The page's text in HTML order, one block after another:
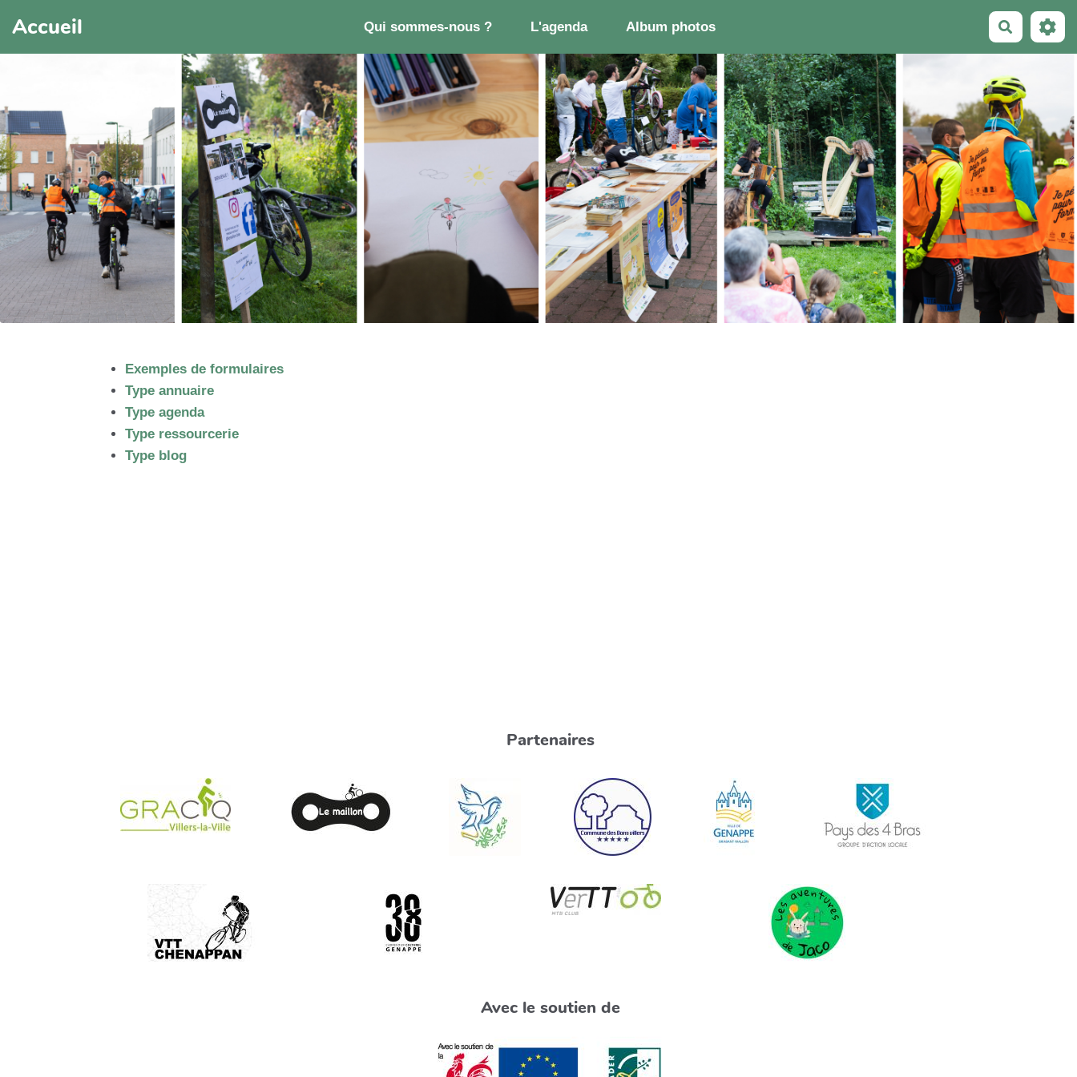
Accueil Qui sommes-nous ? L'agenda Album photos
Exemples de formulaires
Type annuaire
Type agenda
Type ressourcerie
Type blog
Partenaires
Avec le soutien de